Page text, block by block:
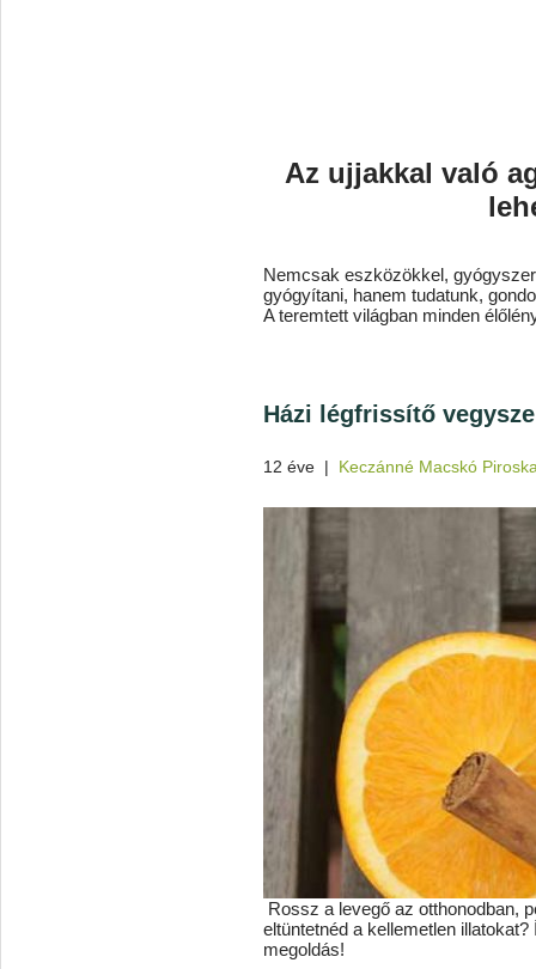
Az ujjakkal való
Nemcsak eszközökkel,
gyógyítani, hanem tudatunk,
A teremtett világban minden
Házi légfrissítő
12 éve | Keczánné Macskó
Rossz a levegő az otthonodban,
eltüntetnéd a kellemetlen
megoldás!